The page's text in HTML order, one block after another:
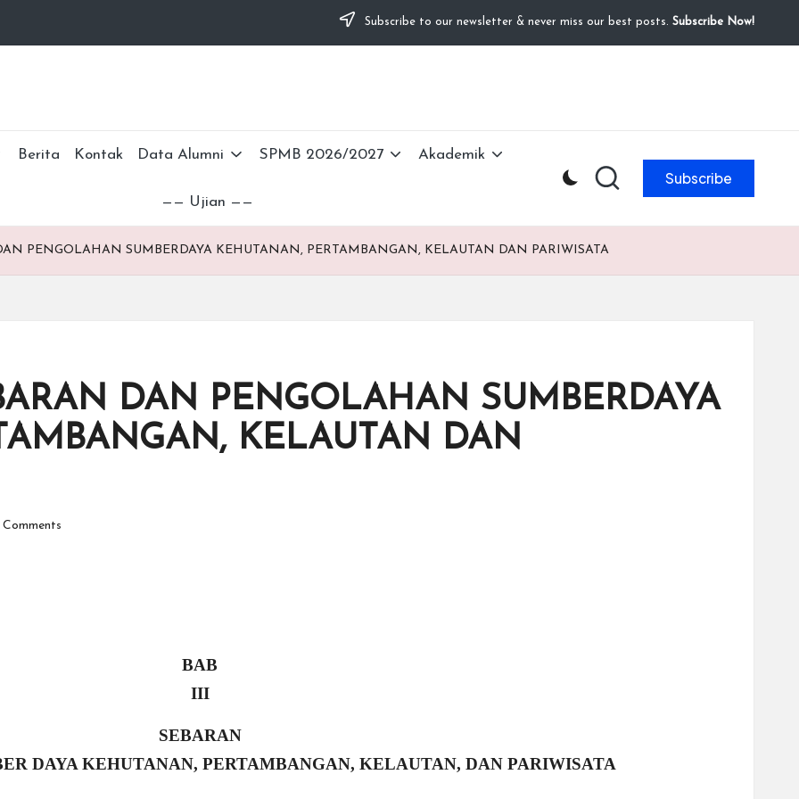
Subscribe to our newsletter & never miss our best posts. Subscribe Now!
Berita Kontak Data Alumni SPMB 2026/2027 Akademik
—— Ujian ——
Subscribe
PENGOLAHAN SUMBERDAYA KEHUTANAN, PERTAMBANGAN, KELAUTAN DAN PARIWISATA
DAN PENGOLAHAN SUMBERDAYA
KELAUTAN DAN
BAB
III
SEBARAN
DAYA KEHUTANAN, PERTAMBANGAN, KELAUTAN, DAN PARIWISATA